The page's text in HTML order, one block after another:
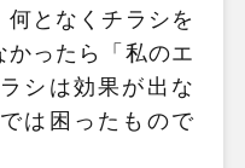
となくチラシを
ったら「私のエ
シは効果が出な
は困ったもので